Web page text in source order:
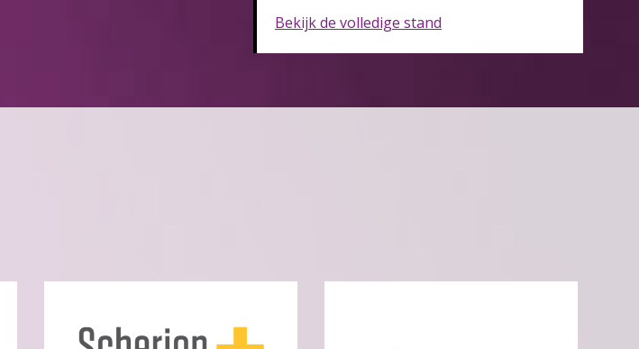
Bekijk de volledige stand